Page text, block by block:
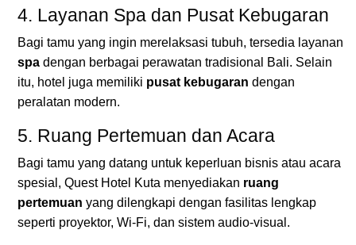
4. Layanan Spa dan Pusat Kebugaran
Bagi tamu yang ingin merelaksasi tubuh, tersedia layanan
spa dengan berbagai perawatan tradisional Bali. Selain
itu, hotel juga memiliki pusat kebugaran dengan
peralatan modern.
5. Ruang Pertemuan dan Acara
Bagi tamu yang datang untuk keperluan bisnis atau acara
spesial, Quest Hotel Kuta menyediakan ruang
pertemuan yang dilengkapi dengan fasilitas lengkap
seperti proyektor, Wi-Fi, dan sistem audio-visual.